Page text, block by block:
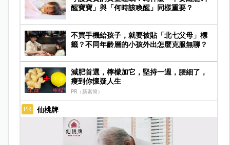
醒寶寶」與「何時該喚醒」同樣重要？
不買手機給孩子，就要被貼「北七父母」標
籤？不同年齡層的小孩外出怎麼克服無聊？
減肥首選，檸檬加它，堅持一週，腰細了，
瘦到你懷疑人生
PR（新素簡）
PR 仙桃牌